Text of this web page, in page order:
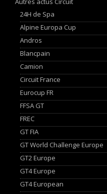
24H de Spa
Alpine Europa Cup
Andros
Blancpain
Camion
Circuit France
Eurocup FR
FFSA GT
FREC
GT FIA
GT World Challenge Europe
GT2 Europe
GT4 Europe
GT4 European